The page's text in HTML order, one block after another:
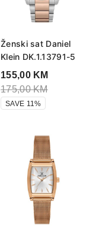
Ženski sat Daniel
Klein DK.1.13791-5
155,00 KM
175,00KM
SAVE 11%